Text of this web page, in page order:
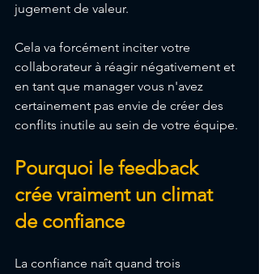
jugement de valeur.
Cela va forcément inciter votre
collaborateur à réagir négativement et
en tant que manager vous n'avez
certainement pas envie de créer des
conflits inutile au sein de votre équipe.
Pourquoi le feedback
crée vraiment un climat
de confiance
La confiance naît quand trois